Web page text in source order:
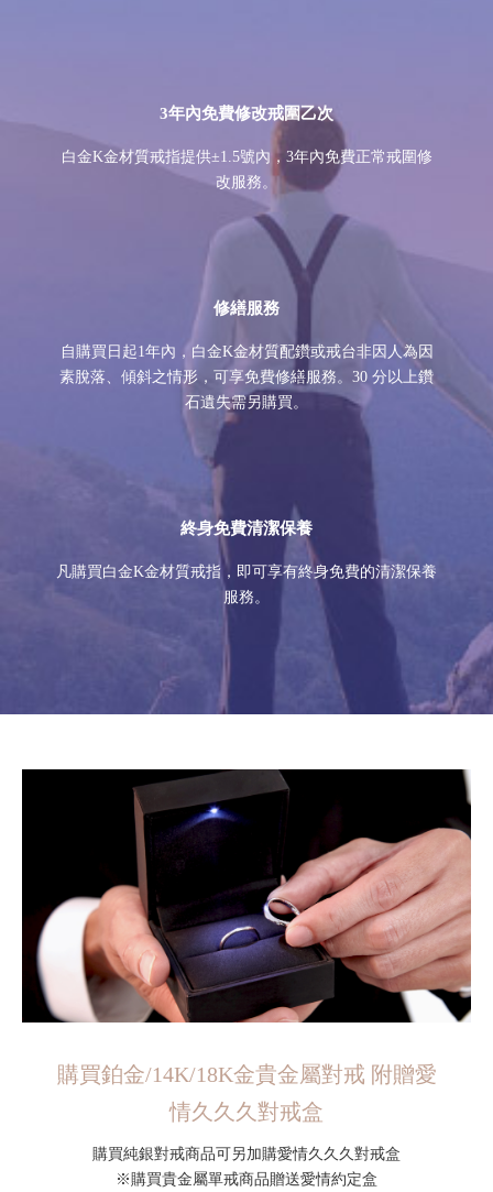
3年內免費修改戒圍乙次
白金K金材質戒指提供±1.5號內，3年內免費正常戒圍修
改服務。
修繕服務
自購買日起1年內，白金K金材質配鑽或戒台非因人為因
素脫落、傾斜之情形，可享免費修繕服務。30 分以上鑽
石遺失需另購買。
終身免費清潔保養
凡購買白金K金材質戒指，即可享有終身免費的清潔保養
服務。
購買鉑金/14K/18K金貴金屬對戒 附贈愛
情久久久對戒盒
購買純銀對戒商品可另加購愛情久久久對戒盒
※購買貴金屬單戒商品贈送愛情約定盒